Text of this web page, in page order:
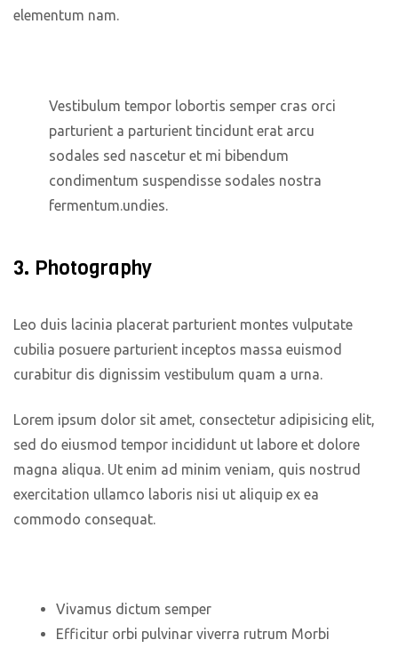
elementum nam.
Vestibulum tempor lobortis semper cras orci
parturient a parturient tincidunt erat arcu
sodales sed nascetur et mi bibendum
condimentum suspendisse sodales nostra
fermentum.undies.
3. Photography
Leo duis lacinia placerat parturient montes vulputate
cubilia posuere parturient inceptos massa euismod
curabitur dis dignissim vestibulum quam a urna.
Lorem ipsum dolor sit amet, consectetur adipisicing elit,
sed do eiusmod tempor incididunt ut labore et dolore
magna aliqua. Ut enim ad minim veniam, quis nostrud
exercitation ullamco laboris nisi ut aliquip ex ea
commodo consequat.
Vivamus dictum semper
Efficitur orbi pulvinar viverra rutrum Morbi